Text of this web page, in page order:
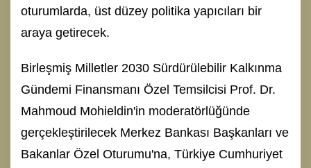
oturumlarda, üst düzey politika yapıcıları bir
araya getirecek.
Birleşmiş Milletler 2030 Sürdürülebilir Kalkınma
Gündemi Finansmanı Özel Temsilcisi Prof. Dr.
Mahmoud Mohieldin'in moderatörlüğünde
gerçekleştirilecek Merkez Bankası Başkanları ve
Bakanlar Özel Oturumu'na, Türkiye Cumhuriyet